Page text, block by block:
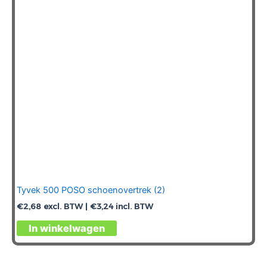
Tyvek 500 POSO schoenovertrek (2)
€2,68 excl. BTW | €3,24incl. BTW
In winkelwagen
Dit
product